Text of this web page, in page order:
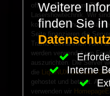
offenes Forum zum Thema
Lasershowtechnik. Wir
kommerziell und die
Seite finanzieren die
Traffic. Einnahmen von
werden verwendet um
auszurichten. Die Server
die
LiquiNUX Software
gehostet und betreut. Als
verwenden wir
Weitere
finden Sie
Interne